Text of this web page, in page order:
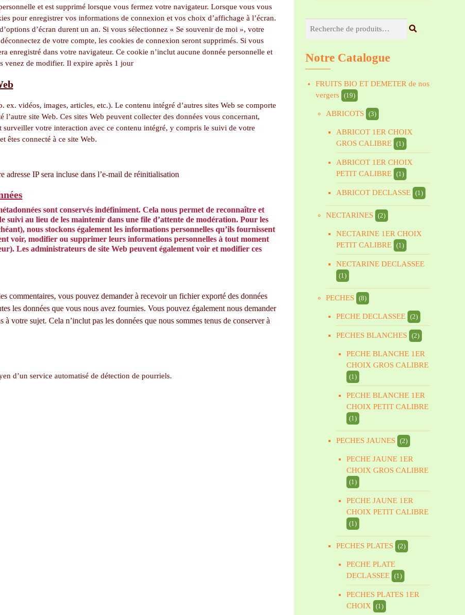
et est supprimé lorsque vous fermez votre navigateur. Lorsque vous vous
pour enregistrer vos informations de connexion et vos choix d’affichage à l’écran.
d’écran durent un an. Si vous sélectionnez « Se souvenir de moi », votre
de votre compte, les cookies de connexion seront supprimés. Si vous
enregistré dans votre navigateur. Ce cookie n’inclut aucune donnée personnelle et
venez de modifier. Il expire après 1 jour
vidéos, images, articles, etc.). Le contenu intégré d’autres sites Web se comporte
site Web. Ces sites Web peuvent collecter des données vous concernant,
votre interaction avec ce contenu intégré, y compris le suivi de votre
êtes connecté à ce site Web.
IP sera incluse dans l’e-mail de réinitialisation
sont conservés indéfiniment. Cela nous permet de reconnaître et
suivi au lieu de les maintenir dans une file d’attente de modération. Pour les
nous stockons également les informations personnelles qu’ils fournissent
voir, modifier ou supprimer leurs informations personnelles à tout moment
Les administrateurs de site Web peuvent également voir et modifier ces
commentaires, vous pouvez demander à recevoir un fichier exporté des données
les données que vous nous avez fournies. Vous pouvez également nous demander
à votre sujet. Cela n’inclut pas les données que nous sommes tenus de conserver à
d’un service automatisé de détection de pourriels.
pour :
Notre Catalogue
FRUITS BIO ET DEMETER de nos
vergers
(19)
ABRICOTS (3)
ABRICOT 1ER CHOIX
GROS CALIBRE
(1)
ABRICOT 1ER CHOIX
PETIT CALIBRE
(1)
ABRICOT DECLASSE (1)
NECTARINES (2)
NECTARINE 1ER CHOIX
PETIT CALIBRE
(1)
NECTARINE DECLASSEE
(1)
PECHES (8)
PECHE DECLASSEE (2)
PECHES BLANCHES (2)
PECHE BLANCHE 1ER
CHOIX GROS CALIBRE
(1)
PECHE BLANCHE 1ER
CHOIX PETIT CALIBRE
(1)
PECHES JAUNES (2)
PECHE JAUNE 1ER
CHOIX GROS CALIBRE
(1)
PECHE JAUNE 1ER
CHOIX PETIT CALIBRE
(1)
PECHES PLATES (2)
PECHE PLATE
DECLASSEE
(1)
PECHES PLATES 1ER
CHOIX
(1)